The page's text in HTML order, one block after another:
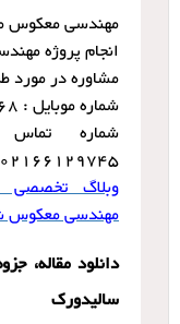
مهندسی معکوس
انجام پروژه
مشاوره در مورد
شماره موبایل : 09124780268
02166129745
وبلاگ تخصصی
مهندسی معکوس
دانلود مقاله،
سالیدورک